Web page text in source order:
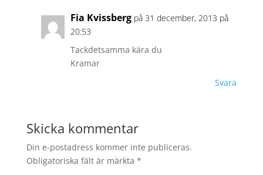
Fia Kvissberg på 31 december, 2013 på
20:53
Tackdetsamma kära du
Kramar
Svara
Skicka kommentar
Din e-postadress kommer inte publiceras.
Obligatoriska fält är märkta *